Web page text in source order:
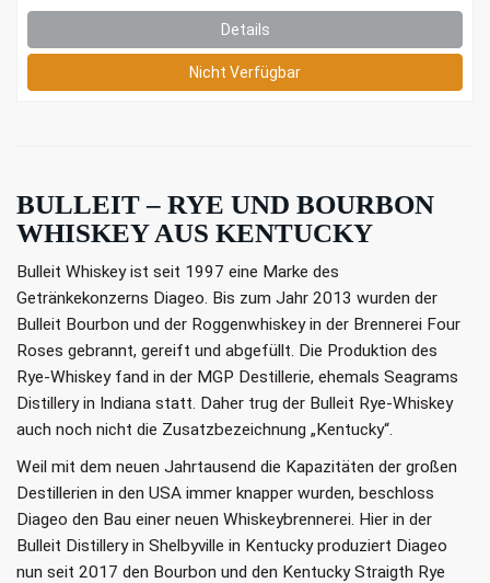
Details
Nicht Verfügbar
BULLEIT – RYE UND BOURBON
WHISKEY AUS KENTUCKY
Bulleit Whiskey ist seit 1997 eine Marke des
Getränkekonzerns Diageo. Bis zum Jahr 2013 wurden der
Bulleit Bourbon und der Roggenwhiskey in der Brennerei Four
Roses gebrannt, gereift und abgefüllt. Die Produktion des
Rye-Whiskey fand in der MGP Destillerie, ehemals Seagrams
Distillery in Indiana statt. Daher trug der Bulleit Rye-Whiskey
auch noch nicht die Zusatzbezeichnung „Kentucky“.
Weil mit dem neuen Jahrtausend die Kapazitäten der großen
Destillerien in den USA immer knapper wurden, beschloss
Diageo den Bau einer neuen Whiskeybrennerei. Hier in der
Bulleit Distillery in Shelbyville in Kentucky produziert Diageo
nun seit 2017 den Bourbon und den Kentucky Straigth Rye